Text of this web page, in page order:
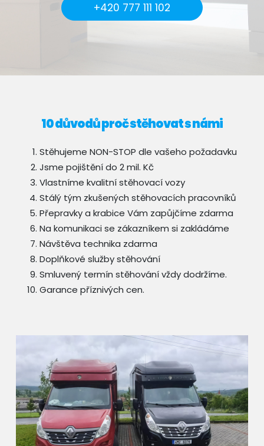
+420 777 111 102
10 důvodů proč stěhovat s námi
Stěhujeme NON-STOP dle vašeho požadavku
Jsme pojištění do 2 mil. Kč
Vlastníme kvalitní stěhovací vozy
Stálý tým zkušených stěhovacích pracovníků
Přepravky a krabice Vám zapůjčíme zdarma
Na komunikaci se zákazníkem si zakládáme
Návštěva technika zdarma
Doplňkové služby stěhování
Smluvený termín stěhování vždy dodržíme.
Garance příznivých cen.